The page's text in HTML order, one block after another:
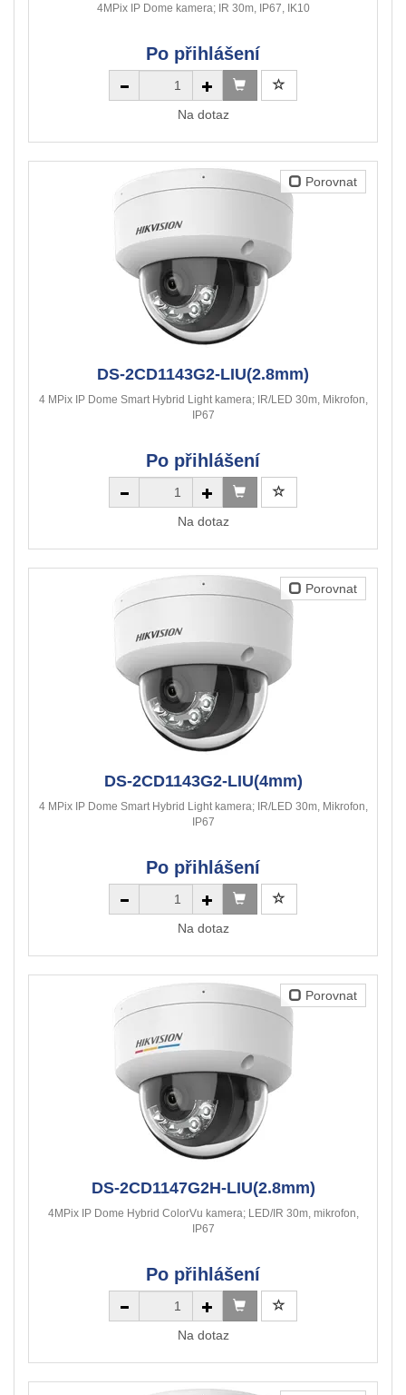
4MPix IP Dome kamera; IR 30m, IP67, IK10
Po přihlášení
Na dotaz
Porovnat
DS-2CD1143G2-LIU(2.8mm)
4 MPix IP Dome Smart Hybrid Light kamera; IR/LED 30m, Mikrofon,
IP67
Po přihlášení
Na dotaz
Porovnat
DS-2CD1143G2-LIU(4mm)
4 MPix IP Dome Smart Hybrid Light kamera; IR/LED 30m, Mikrofon,
IP67
Po přihlášení
Na dotaz
Porovnat
DS-2CD1147G2H-LIU(2.8mm)
4MPix IP Dome Hybrid ColorVu kamera; LED/IR 30m, mikrofon,
IP67
Po přihlášení
Na dotaz